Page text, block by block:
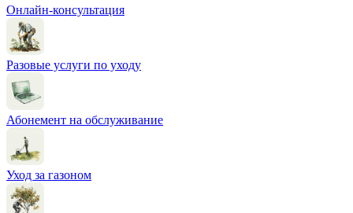
Онлайн-консультация
Разовые услуги по уходу
Абонемент на обслуживание
Уход за газоном